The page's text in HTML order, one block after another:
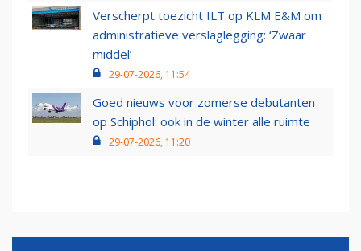
Verscherpt toezicht ILT op KLM E&M om
administratieve verslaglegging: ‘Zwaar
middel’
29-07-2026, 11:54
Goed nieuws voor zomerse debutanten
op Schiphol: ook in de winter alle ruimte
29-07-2026, 11:20